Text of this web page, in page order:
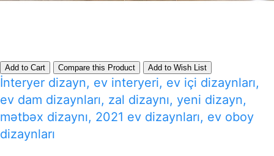
Add to Cart Compare this Product Add to Wish List
İnteryer dizayn, ev interyeri, ev içi dizaynları,
ev dam dizaynları, zal dizaynı, yeni dizayn,
mətbəx dizaynı, 2021 ev dizaynları, ev oboy
dizaynları